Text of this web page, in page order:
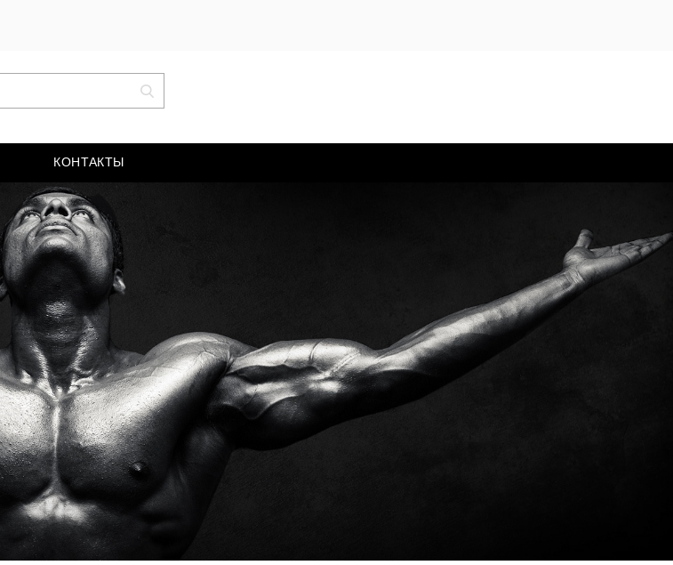
КОНТАКТЫ